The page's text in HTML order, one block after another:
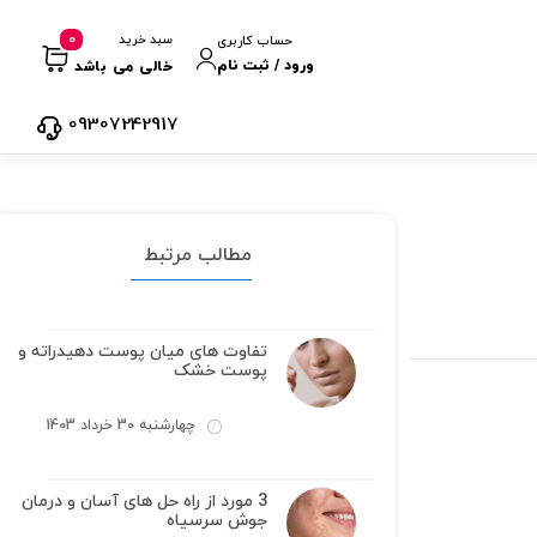
حساب کاربری
ورود / ثبت نام
سبد خرید
خالی می باشد
0
09307242917
مطالب مرتبط
تفاوت های میان پوست دهیدراته و
پوست خشک
چهارشنبه 30 خرداد 1403
3 مورد از راه حل های آسان و درمان
جوش سرسیاه